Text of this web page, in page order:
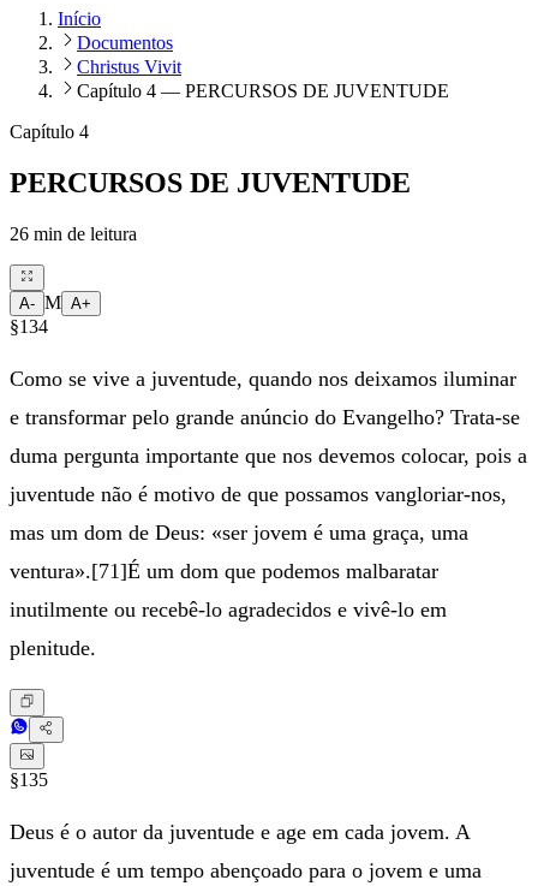
Início
Documentos
Christus Vivit
Capítulo 4 — PERCURSOS DE JUVENTUDE
Capítulo 4
PERCURSOS DE JUVENTUDE
26 min de leitura
A- M A+
§134
Como se vive a juventude, quando nos deixamos iluminar
e transformar pelo grande anúncio do Evangelho? Trata-se
duma pergunta importante que nos devemos colocar, pois a
juventude não é motivo de que possamos vangloriar-nos,
mas um dom de Deus: «ser jovem é uma graça, uma
ventura».[71]É um dom que podemos malbaratar
inutilmente ou recebê-lo agradecidos e vivê-lo em
plenitude.
§135
Deus é o autor da juventude e age em cada jovem. A
juventude é um tempo abençoado para o jovem e uma